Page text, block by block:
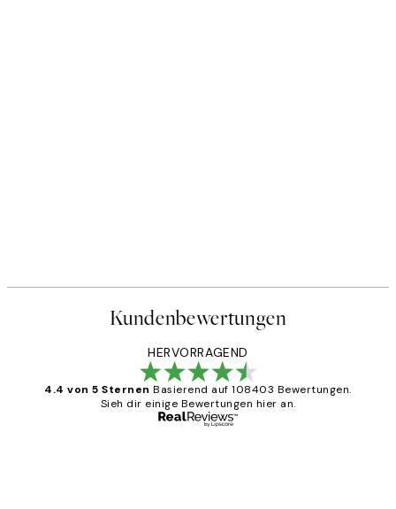
Kundenbewertungen
HERVORRAGEND
4.4 von 5 Sternen Basierend auf 108403 Bewertungen.
Sieh dir einige Bewertungen hier an.